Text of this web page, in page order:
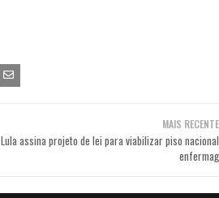
MAIS
Lula assina projeto de lei para viabilizar piso